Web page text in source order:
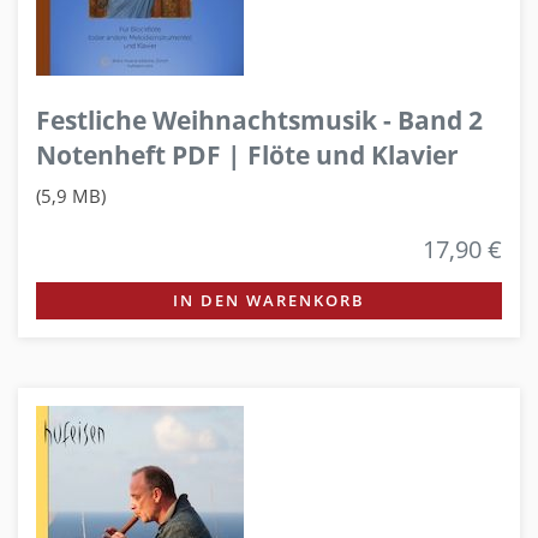
Festliche Weihnachtsmusik - Band 2
Notenheft PDF | Flöte und Klavier
(5,9 MB)
17,90 €
IN DEN WARENKORB